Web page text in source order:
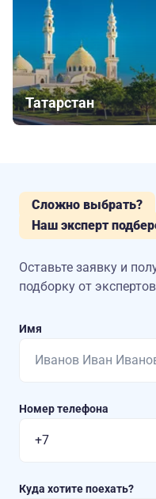
Татарстан
Сложно выбрать?
Наш эксперт
Оставьте заявку и
подборку от
Имя
Номер телефона
Куда хотите поехать?